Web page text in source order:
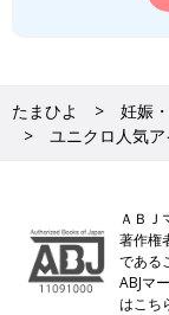
たまひよ 妊娠
ユニクロ人気
ＡＢＪ
著作権
である
ABJマ
はこ